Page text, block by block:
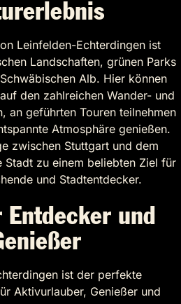
Leinfelden-Echterdingen ist
Landschaften, grünen Parks
Alb. Hier können
den zahlreichen Wander- und
an geführten Touren teilnehmen
Atmosphäre genießen.
zwischen Stuttgart und dem
Stadt zu einem beliebten Ziel für
und Stadtentdecker.
Entdecker und
ist der perfekte
Aktivurlauber, Genießer und